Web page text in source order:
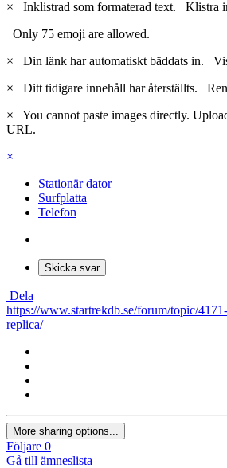
×
Inklistrad som formaterad text. Klistra
Only 75 emoji are allowed.
×
Din länk har automatiskt bäddats in.
×
Ditt tidigare innehåll har återställts.
×
You cannot paste images directly.
URL.
×
Stationär dator
Surfplatta
Telefon
Skicka svar
Dela
https://www.startrekdb.se/forum/topic/
replica/
More sharing options...
Följare 0
Gå till ämneslista